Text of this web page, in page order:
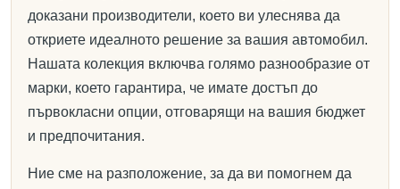
доказани производители, което ви улеснява да
откриете идеалното решение за вашия автомобил.
Нашата колекция включва голямо разнообразие от
марки, което гарантира, че имате достъп до
първокласни опции, отговарящи на вашия бюджет
и предпочитания.
Ние сме на разположение, за да ви помогнем да